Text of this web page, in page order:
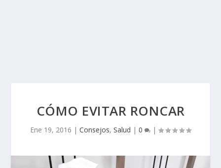
CÓMO EVITAR RONCAR
Ene 19, 2016 | Consejos, Salud | 0 |